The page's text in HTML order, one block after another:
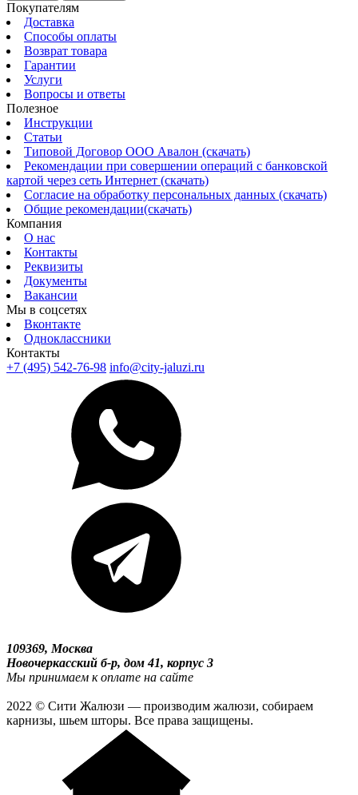
Покупателям
Доставка
Способы оплаты
Возврат товара
Гарантии
Услуги
Вопросы и ответы
Полезное
Инструкции
Статьи
Типовой Договор ООО Авалон (скачать)
Рекомендации при совершении операций с банковской
картой через сеть Интернет (скачать)
Согласие на обработку персональных данных (скачать)
Общие рекомендации(скачать)
Компания
О нас
Контакты
Реквизиты
Документы
Вакансии
Мы в соцсетях
Вконтакте
Одноклассники
Контакты
+7 (495) 542-76-98 info@city-jaluzi.ru
109369, Москва
Новочеркасский б-р, дом 41, корпус 3
Мы принимаем к оплате на сайте
2022 © Сити Жалюзи — производим жалюзи, собираем
карнизы, шьем шторы. Все права защищены.